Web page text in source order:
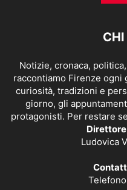
Notizie, cronaca,
raccontiamo Firenze ogni
curiosità, tradizioni e
giorno, gli
protagonisti. Per restare
Ludovica